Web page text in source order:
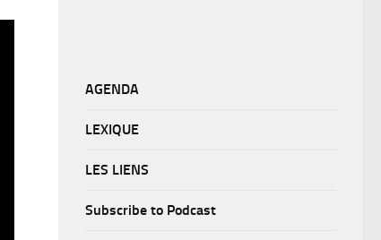
AGENDA
LEXIQUE
LES LIENS
Subscribe to Podcast